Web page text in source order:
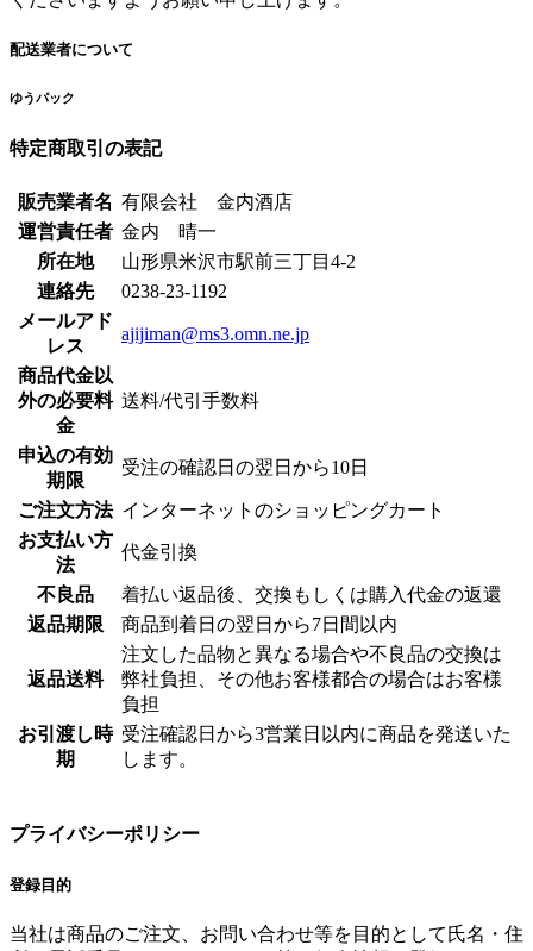
配送業者について
ゆうパック
特定商取引の表記
販売業者名 有限会社 金内酒店
運営責任者 金内 晴一
所在地
山形県米沢市駅前三丁目4-2
連絡先
0238-23-1192
メールアド
レス
ajijiman@ms3.omn.ne.jp
商品代金以
外の必要料
金
送料/代引手数料
申込の有効
期限
受注の確認日の翌日から10日
ご注文方法 インターネットのショッピングカート
お支払い方
法
代金引換
不良品
着払い返品後、交換もしくは購入代金の返還
返品期限
商品到着日の翌日から7日間以内
返品送料
注文した品物と異なる場合や不良品の交換は
弊社負担、その他お客様都合の場合はお客様
負担
お引渡し時
期
受注確認日から3営業日以内に商品を発送いた
します。
プライバシーポリシー
登録目的
当社は商品のご注文、お問い合わせ等を目的として氏名・住